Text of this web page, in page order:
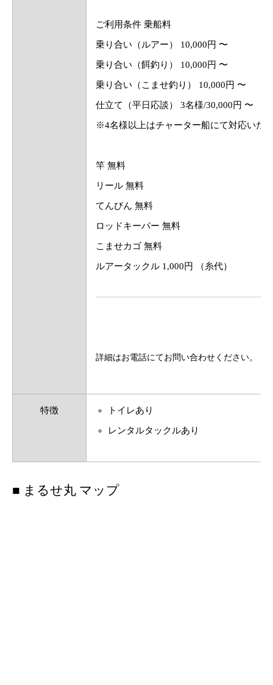
ご利用条件 乗船料
乗り合い（ルアー） 10,000円 〜
乗り合い（餌釣り） 10,000円 〜
乗り合い（こませ釣り） 10,000円 〜
仕立て（平日応談） 3名様/30,000円 〜
※4名様以上はチャーター船にて対応いた
竿 無料
リール 無料
てんびん 無料
ロッドキーパー 無料
こませカゴ 無料
ルアータックル 1,000円 （糸代）
詳細はお電話にてお問い合わせください。
特徴 トイレあり
レンタルタックルあり
■ まるせ丸 マップ